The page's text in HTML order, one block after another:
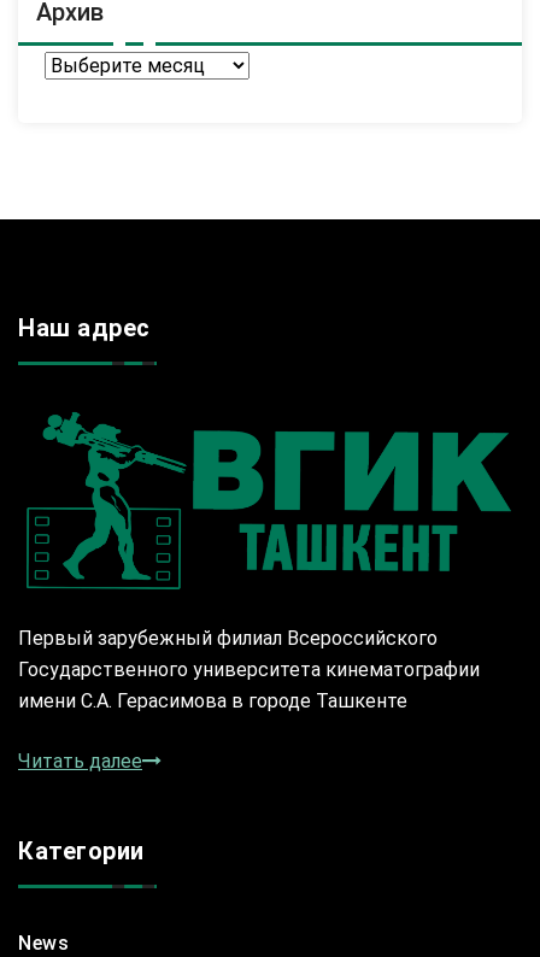
Архив
Архив
Наш адрес
Первый зарубежный филиал Всероссийского
Государственного университета кинематографии
имени С.А. Герасимова в городе Ташкенте
Читать далее
Категории
News